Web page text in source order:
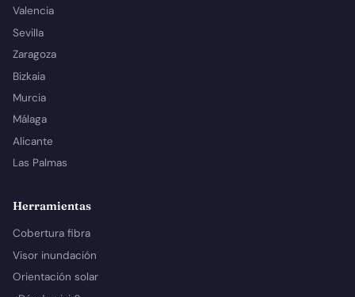
Valencia
Sevilla
Zaragoza
Bizkaia
Murcia
Málaga
Alicante
Las Palmas
Herramientas
Cobertura fibra
Visor inundación
Orientación solar